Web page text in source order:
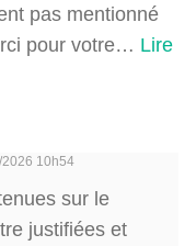
pas mentionné
pour votre… Lire
10h54
sur le
justifiées et